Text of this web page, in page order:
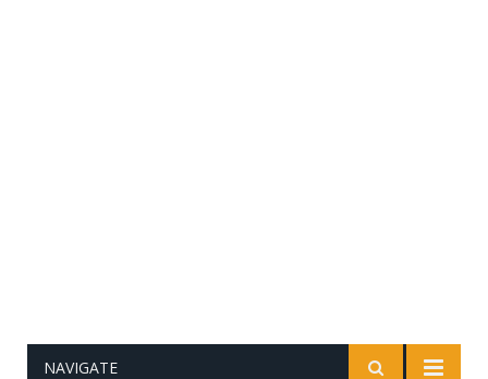
NAVIGATE